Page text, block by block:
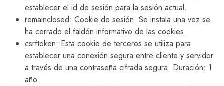
establecer el id de sesión para la sesión actual.
remainclosed: Cookie de sesión. Se instala una vez se
ha cerrado el faldón informativo de las cookies.
csrftoken: Esta cookie de terceros se utiliza para
establecer una conexión segura entre cliente y servidor
a través de una contraseña cifrada segura. Duración: 1
año.